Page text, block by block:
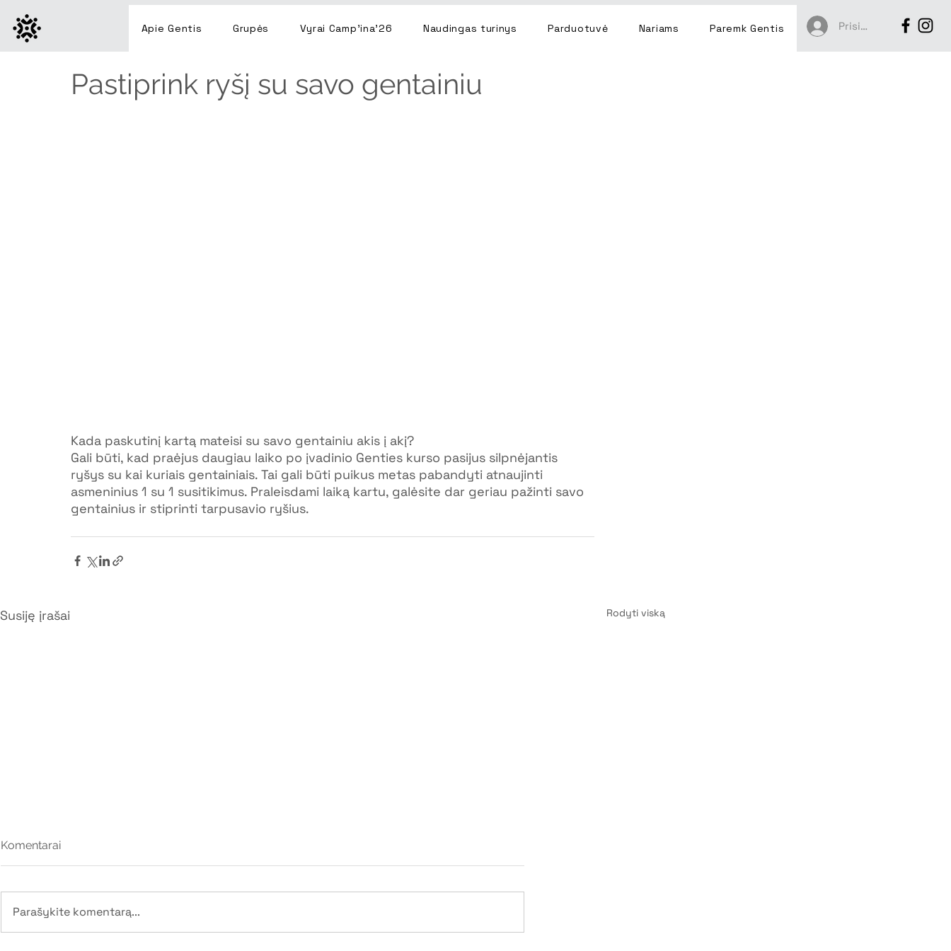
Prisijungti
Apie Gentis Grupės Vyrai Camp'ina'26 Naudingas turinys Parduotuvė Nariams Paremk Gentis
Pastiprink ryšį su savo gentainiu
Kada paskutinį kartą mateisi su savo gentainiu akis į akį?
Gali būti, kad praėjus daugiau laiko po įvadinio Genties kurso pasijus silpnėjantis
ryšys su kai kuriais gentainiais. Tai gali būti puikus metas pabandyti atnaujinti
asmeninius 1 su 1 susitikimus. Praleisdami laiką kartu, galėsite dar geriau pažinti savo
gentainius ir stiprinti tarpusavio ryšius.
Susiję įrašai Rodyti viską
Komentarai
Parašykite komentarą...